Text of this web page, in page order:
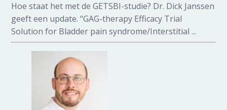
Hoe staat het met de GETSBI-studie? Dr. Dick Janssen
geeft een update. “GAG-therapy Efficacy Trial
Solution for Bladder pain syndrome/Interstitial ...